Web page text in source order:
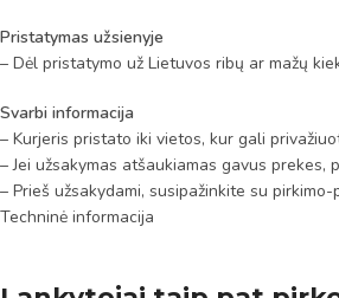
Pristatymas užsienyje
– Dėl pristatymo už Lietuvos ribų ar mažų
Svarbi informacija
– Kurjeris pristato iki vietos, kur gali
– Jei užsakymas atšaukiamas gavus
– Prieš užsakydami, susipažinkite su
Techninė informacija